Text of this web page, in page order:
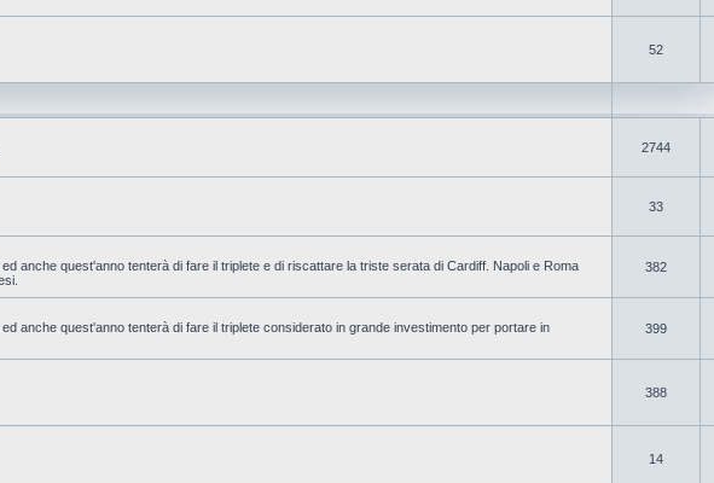
52
2744
33
anche quest'anno tenterà di fare il triplete e di riscattare la triste serata di Cardiff. Napoli e Roma
382
anche quest'anno tenterà di fare il triplete considerato in grande investimento per portare in
399
388
14